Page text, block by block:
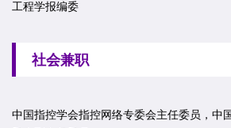
工程学报编委
社会兼职
中国指控学会指控网络专委会主任委员，中